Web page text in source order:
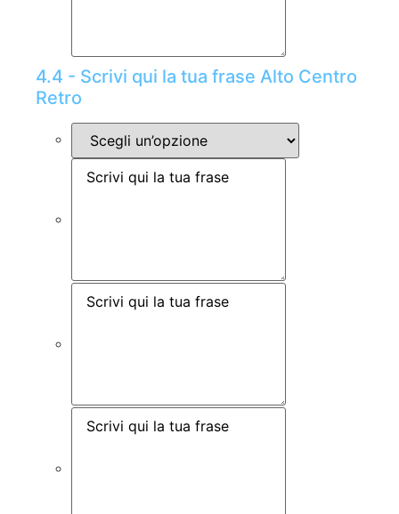
4.4 - Scrivi qui la tua frase Alto Centro
Retro